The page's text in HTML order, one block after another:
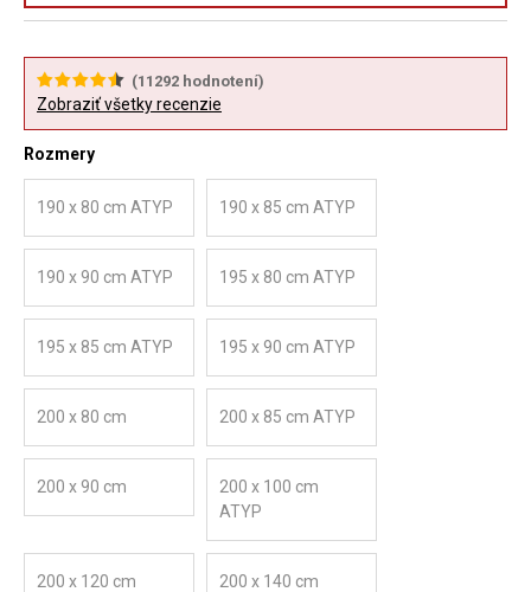
(11292 hodnotení)
Zobraziť všetky recenzie
Rozmery
190 x 80 cm ATYP 190 x 85 cm ATYP
190 x 90 cm ATYP 195 x 80 cm ATYP
195 x 85 cm ATYP 195 x 90 cm ATYP
200 x 80 cm 200 x 85 cm ATYP
200 x 90 cm
200 x 100 cm
ATYP
200 x 120 cm
200 x 140 cm